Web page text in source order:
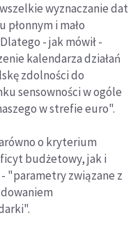
wyznaczanie dat
i mało
- jak mówił -
kalendarza działań
zdolności do
sensowności w ogóle
w strefie euro".
o kryterium
budżetowy, jak i
"parametry związane z